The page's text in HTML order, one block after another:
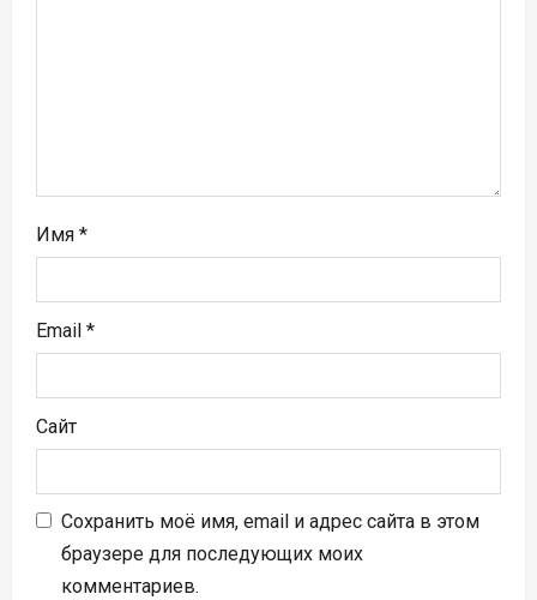
я
м
Имя *
Email *
Сайт
Сохранить моё имя, email и адрес сайта в этом
браузере для последующих моих
комментариев.